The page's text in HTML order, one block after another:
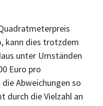
kann dies trotzdem
unter Umständen
Euro pro
Abweichungen so
durch die Vielzahl an